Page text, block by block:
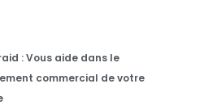
: Vous aide dans le
commercial de votre